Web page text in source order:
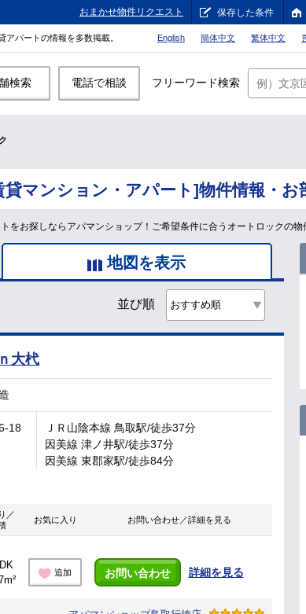
おまかせ物件リクエスト 保存した条件
パートの情報を多数掲載。 English 簡体中文 繁体中文
検索 電話で相談 フリーワード検索
マンション・アパート]物件情報・お
お探しならアパマンショップ！ご希望条件に合うオートロックの物
地図を表示
並び順
大杙
18
ＪＲ山陰本線 鳥取駅/徒歩37分
因美線 津ノ井駅/徒歩37分
因美線 東郡家駅/徒歩84分
／
お気に入り お問い合わせ／詳細を見る
追加 お問い合わせ 詳細を見る